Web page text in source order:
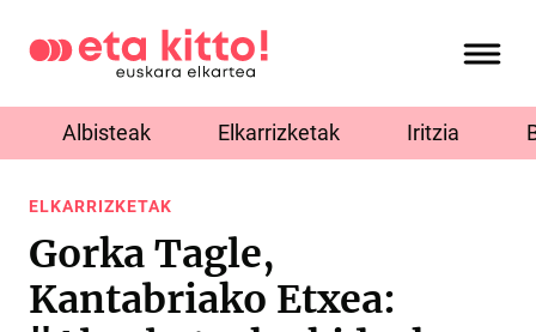
Albisteak Elkarrizketak Iritzia
ELKARRIZKETAK
Gorka Tagle,
Kantabriako Etxea: